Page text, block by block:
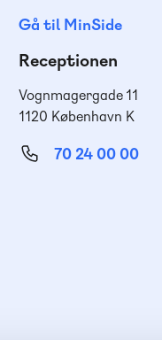
Gå til MinSide
Receptionen
Vognmagergade 11
1120 København K
70 24 00 00